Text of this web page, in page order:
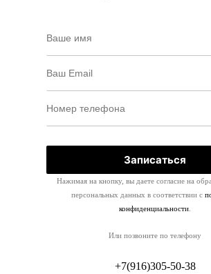
Нажимая на кнопку, вы даете согласие на
персональных данных в соответствии с
конфиденциальности
Или позвоните по телефону
+7(916)305-50-38